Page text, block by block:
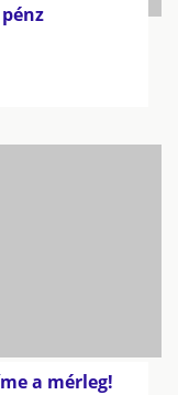
a mérleg!